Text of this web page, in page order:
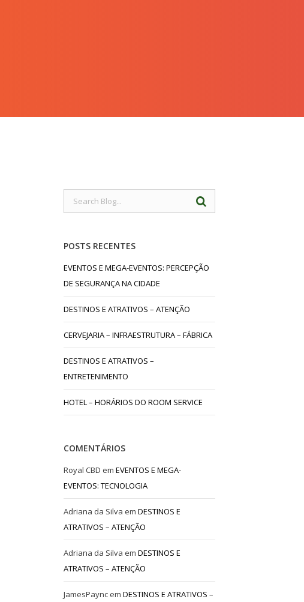
POSTS RECENTES
EVENTOS E MEGA-EVENTOS: PERCEPÇÃO
DE SEGURANÇA NA CIDADE
DESTINOS E ATRATIVOS – ATENÇÃO
CERVEJARIA – INFRAESTRUTURA – FÁBRICA
DESTINOS E ATRATIVOS –
ENTRETENIMENTO
HOTEL – HORÁRIOS DO ROOM SERVICE
COMENTÁRIOS
Royal CBD emEVENTOS E MEGA-
EVENTOS: TECNOLOGIA
Adriana da Silva emDESTINOS E
ATRATIVOS – ATENÇÃO
Adriana da Silva emDESTINOS E
ATRATIVOS – ATENÇÃO
JamesPaync emDESTINOS E ATRATIVOS –